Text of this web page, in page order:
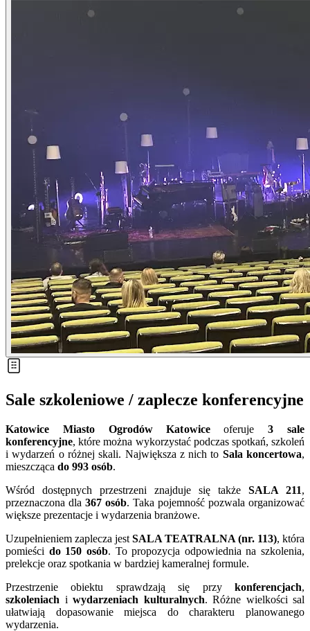
Sale szkoleniowe / zaplecze konferencyjne
Katowice Miasto Ogrodów Katowiceoferuje3 sale
konferencyjne, które można wykorzystać podczas spotkań, szkoleń
i wydarzeń o różnej skali. Największa z nich to Sala koncertowa,
mieszcząca do 993 osób.
Wśród dostępnych przestrzeni znajduje się także SALA 211,
przeznaczona dla 367 osób. Taka pojemność pozwala organizować
większe prezentacje i wydarzenia branżowe.
Uzupełnieniem zaplecza jest SALA TEATRALNA (nr. 113), która
pomieści do 150 osób. To propozycja odpowiednia na szkolenia,
prelekcje oraz spotkania w bardziej kameralnej formule.
Przestrzenie obiektu sprawdzają się przy konferencjach,
szkoleniach i wydarzeniach kulturalnych. Różne wielkości sal
ułatwiają dopasowanie miejsca do charakteru planowanego
wydarzenia.